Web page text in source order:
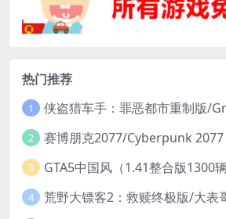
热门推荐
1
2
3
4